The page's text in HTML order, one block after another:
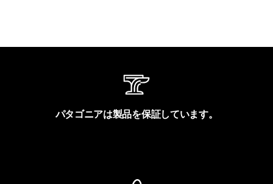
パタゴニアは製品を保証しています。